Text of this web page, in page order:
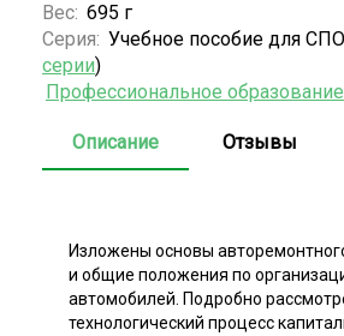
Вес: 695 г
Серия: Учебное пособие для
серии)
Профессиональное образование
Описание Отзывы
Изложены основы
и общие положения по
автомобилей. Подробно
технологический процесс